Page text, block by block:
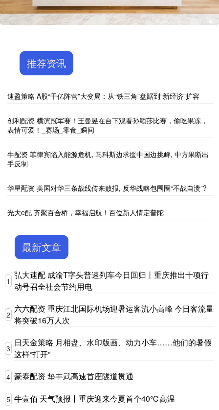
推荐资讯
速盈策略 A股“千亿阵营”大变局：从“铁三角”盘踞到“新经济”扩容
创利配资 横滨冠军赛！王曼昱在台下观看孙颖莎比赛，偷吃果冻，
表情可爱！_赛场_零食_瞬间
牛配资 菲律宾陷入能源危机, 马科斯边求援中国边挑衅, 中方果断出
手反制
华星配资 美国对华三条战线传来败报, 反华战略包围圈“不战自溃”?
光大e配 齐聚百合桥，幸福启航！百位新人情定普陀
最新文章
1
弘大速配 成渝T字头普速列车今日回归丨重庆推出十项行
动号召全社会节约用电
2
六六配资 重庆江北国际机场迎暑运客流小高峰 今日客流量
将突破16万人次
3
日天金策略 月相盘、水印版画、动力小车……他们的暑假
这样“打开”
4 豪泰配资 垫丰武高速首座隧道贯通
5 牛壹佰 天气预报丨重庆迎来今夏首个40℃高温